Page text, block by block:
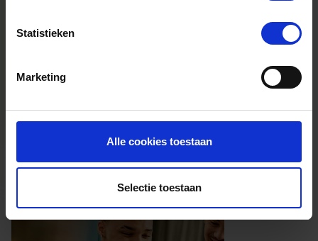
Statistieken
Marketing
Alle cookies toestaan
Selectie toestaan
Ja, je mag het saldo van je VVV